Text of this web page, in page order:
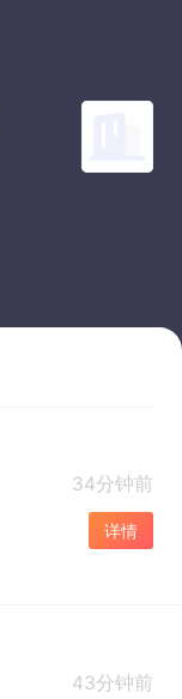
34分钟前
详情
43分钟前